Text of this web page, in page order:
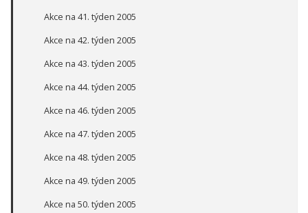
Akce na 41. týden 2005
Akce na 42. týden 2005
Akce na 43. týden 2005
Akce na 44. týden 2005
Akce na 46. týden 2005
Akce na 47. týden 2005
Akce na 48. týden 2005
Akce na 49. týden 2005
Akce na 50. týden 2005